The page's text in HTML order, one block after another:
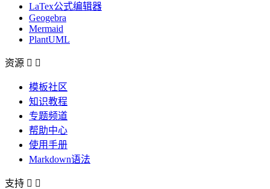
LaTex公式编辑器
Geogebra
Mermaid
PlantUML
资源  
模板社区
知识教程
专题频道
帮助中心
使用手册
Markdown语法
支持  